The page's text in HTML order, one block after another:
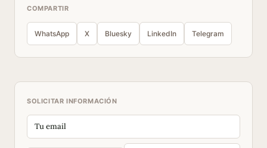
COMPARTIR
WhatsApp X Bluesky LinkedIn Telegram
SOLICITAR INFORMACIÓN